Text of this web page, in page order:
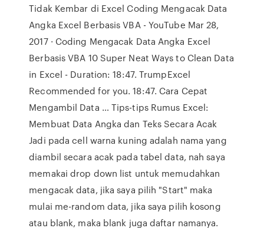
Tidak Kembar di Excel Coding Mengacak Data
Angka Excel Berbasis VBA - YouTube Mar 28,
2017 · Coding Mengacak Data Angka Excel
Berbasis VBA 10 Super Neat Ways to Clean Data
in Excel - Duration: 18:47. TrumpExcel
Recommended for you. 18:47. Cara Cepat
Mengambil Data … Tips-tips Rumus Excel:
Membuat Data Angka dan Teks Secara Acak
Jadi pada cell warna kuning adalah nama yang
diambil secara acak pada tabel data, nah saya
memakai drop down list untuk memudahkan
mengacak data, jika saya pilih "Start" maka
mulai me-random data, jika saya pilih kosong
atau blank, maka blank juga daftar namanya.